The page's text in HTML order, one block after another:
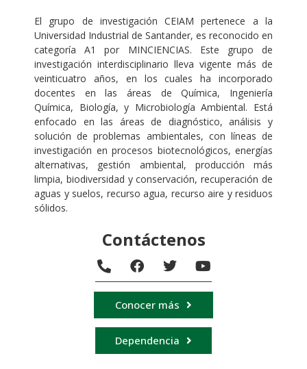
El grupo de investigación CEIAM pertenece a la
Universidad Industrial de Santander, es reconocido en
categoría A1 por MINCIENCIAS. Este grupo de
investigación interdisciplinario lleva vigente más de
veinticuatro años, en los cuales ha incorporado
docentes en las áreas de Química, Ingeniería
Química, Biología, y Microbiología Ambiental. Está
enfocado en las áreas de diagnóstico, análisis y
solución de problemas ambientales, con líneas de
investigación en procesos biotecnológicos, energías
alternativas, gestión ambiental, producción más
limpia, biodiversidad y conservación, recuperación de
aguas y suelos, recurso agua, recurso aire y residuos
sólidos.
Contáctenos
Conocer más
Dependencia